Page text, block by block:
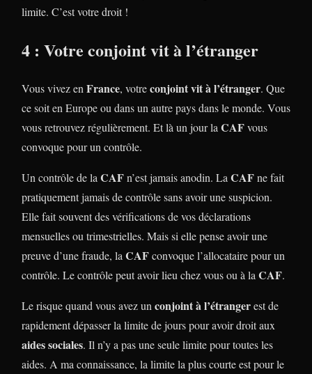
limite. C’est votre droit !
4 : Votre conjoint vit à l’étranger
Vous vivez en France, votreconjoint vit à l’étranger. Que
ce soit en Europe ou dans un autre pays dans le monde. Vous
vous retrouvez régulièrement. Et là un jour la CAFvous
convoque pour un contrôle.
Un contrôle de la CAFn’est jamais anodin. La CAFne fait
pratiquement jamais de contrôle sans avoir une suspicion.
Elle fait souvent des vérifications de vos déclarations
mensuelles ou trimestrielles. Mais si elle pense avoir une
preuve d’une fraude, la CAFconvoque l’allocataire pour un
contrôle. Le contrôle peut avoir lieu chez vous ou à la CAF.
Le risque quand vous avez un conjoint à l’étrangerest de
rapidement dépasser la limite de jours pour avoir droit aux
aides sociales. Il n’y a pas une seule limite pour toutes les
aides. A ma connaissance, la limite la plus courte est pour le